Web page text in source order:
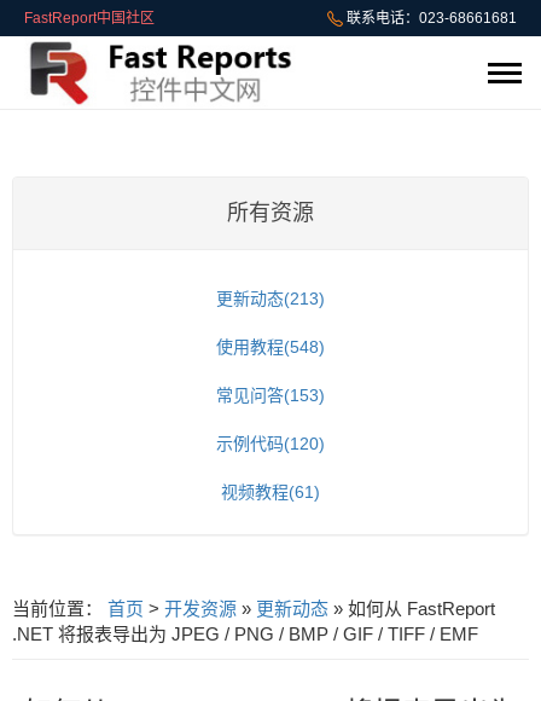
FastReport中国社区 联系电话：023-68661681
所有资源
更新动态(213)
使用教程(548)
常见问答(153)
示例代码(120)
视频教程(61)
当前位置： 首页 > 开发资源 » 更新动态 » 如何从 FastReport
.NET 将报表导出为 JPEG / PNG / BMP / GIF / TIFF / EMF